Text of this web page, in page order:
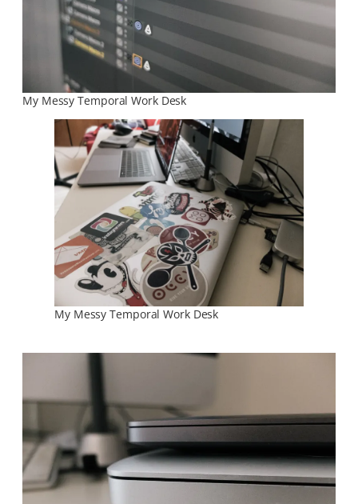
My Messy Temporal Work Desk
My Messy Temporal Work Desk